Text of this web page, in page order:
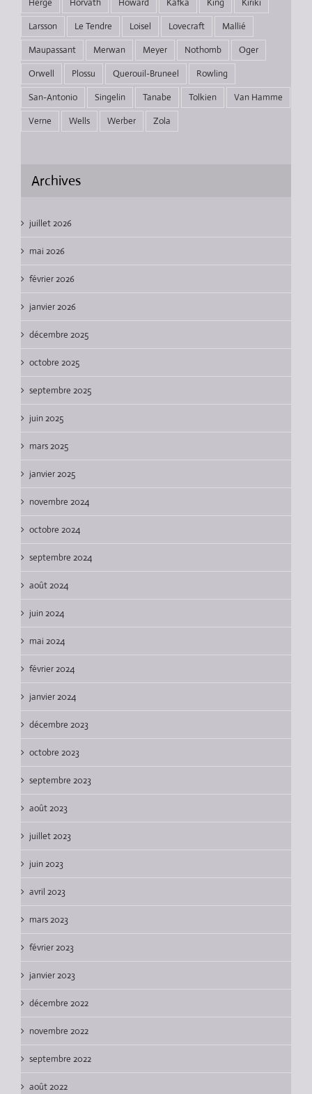
Hergé Horvath Howard Kafka King
Kiriki
Larsson
Le Tendre Loisel Lovecraft
Mallié
Maupassant
Merwan Meyer Nothomb
Oger
Orwell
Plossu Querouil-Bruneel
Rowling
San-Antonio
Singelin Tanabe Tolkien
Van Hamme
Verne
Wells Werber Zola
Archives
juillet 2026
mai 2026
février 2026
janvier 2026
décembre 2025
octobre 2025
septembre 2025
juin 2025
mars 2025
janvier 2025
novembre 2024
octobre 2024
septembre 2024
août 2024
juin 2024
mai 2024
février 2024
janvier 2024
décembre 2023
octobre 2023
septembre 2023
août 2023
juillet 2023
juin 2023
avril 2023
mars 2023
février 2023
janvier 2023
décembre 2022
novembre 2022
septembre 2022
août 2022